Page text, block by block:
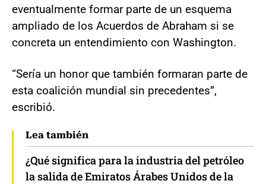
eventualmente formar parte de un esquema
ampliado de los Acuerdos de Abraham si se
concreta un entendimiento con Washington.
“Sería un honor que también formaran parte de
esta coalición mundial sin precedentes”,
escribió.
Lea también
¿Qué significa para la industria del petróleo
la salida de Emiratos Árabes Unidos de la